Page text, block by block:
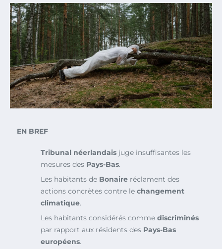
EN BREF
Tribunal néerlandais juge insuffisantes les
mesures des Pays-Bas.
Les habitants de Bonaire réclament des
actions concrètes contre le changement
climatique.
Les habitants considérés comme discriminés
par rapport aux résidents des Pays-Bas
européens.